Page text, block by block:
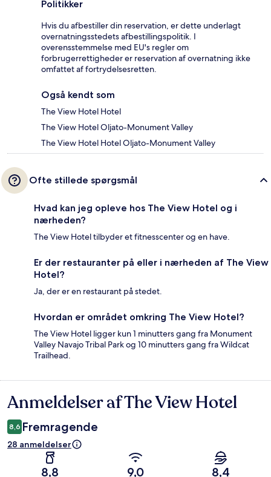
Politikker
Hvis du afbestiller din reservation, er dette underlagt
overnatningsstedets afbestillingspolitik. I
overensstemmelse med EU's regler om
forbrugerrettigheder er reservation af overnatning ikke
omfattet af fortrydelsesretten.
Også kendt som
The View Hotel Hotel
The View Hotel Oljato-Monument Valley
The View Hotel Hotel Oljato-Monument Valley
Ofte stillede spørgsmål
Hvad kan jeg opleve hos The View Hotel og i
nærheden?
The View Hotel tilbyder et fitnesscenter og en have.
Er der restauranter på eller i nærheden af The View
Hotel?
Ja, der er en restaurant på stedet.
Hvordan er området omkring The View Hotel?
The View Hotel ligger kun 1 minutters gang fra Monument
Valley Navajo Tribal Park og 10 minutters gang fra Wildcat
Trailhead.
Anmeldelser
Anmeldelser af The View Hotel
8,6 Fremragende
28 anmeldelser
8,8 9,0 8,4